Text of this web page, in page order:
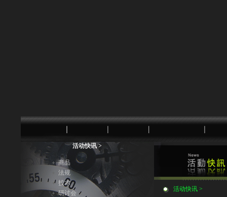
活动快讯 >
商品
法规
技术
研讨会
活动快讯 >